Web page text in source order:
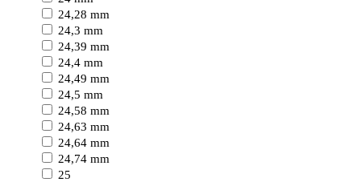
24,28 mm
24,3 mm
24,39 mm
24,4 mm
24,49 mm
24,5 mm
24,58 mm
24,63 mm
24,64 mm
24,74 mm
25